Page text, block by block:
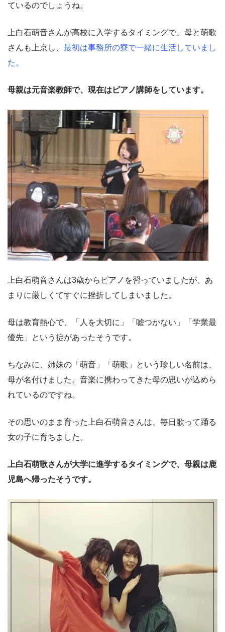
ているのでしょうね。
上白石萌音さんが高校に入学するタイミングで、母と萌歌
さんも上京し、 最初は事務所の寮で一緒に生活していまし
た。
母親は元音楽教師で、現在はピアノ講師をしています。
上白石萌音さんは3歳からピアノを習っていましたが、あ
まりに厳しくてすぐに挫折してしまいました。
母は教育熱心で、「人を大切に」「嘘つかない」「学業最
優先」という掟があったそうです。
ちなみに、姉妹の「萌音」「萌歌」という珍しい名前は、
母が名付けました。音楽に携わってきた母の思いが込めら
れているのですね。
その思いのまま育った上白石萌音さんは、毎日歌って踊る
女の子に育ちました。
上白石萌歌さんが大学に進学するタイミングで、母親は鹿
児島へ帰ったそうです。